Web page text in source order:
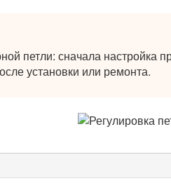
петли: сначала настройка
установки или ремонта.